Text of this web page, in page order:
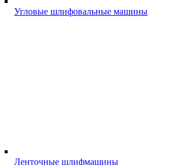
Угловые шлифовальные машины
Ленточные шлифмашины